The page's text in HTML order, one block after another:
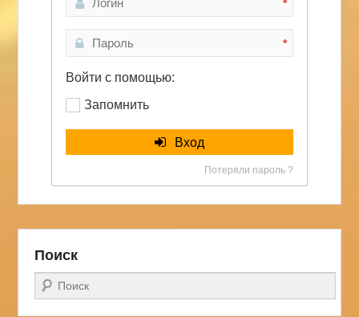
*
*
Войти с помощью:
Запомнить
Вход
Потеряли пароль ?
Поиск
Поиск